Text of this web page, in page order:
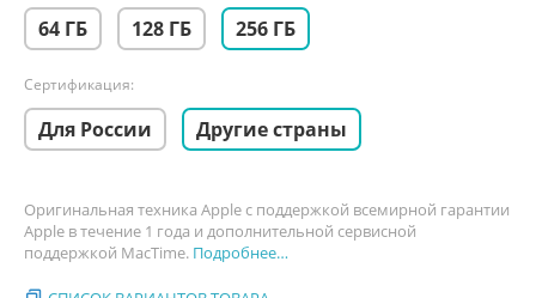
64 ГБ 128 ГБ 256 ГБ
Сертификация:
Для России Другие страны
Оригинальная техника Apple с поддержкой всемирной гарантии
Apple в течение 1 года и дополнительной сервисной
поддержкой MacTime. Подробнее…